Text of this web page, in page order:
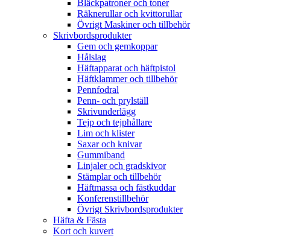
Bläckpatroner och toner
Räknerullar och kvittorullar
Övrigt Maskiner och tillbehör
Skrivbordsprodukter
Gem och gemkoppar
Hålslag
Häftapparat och häftpistol
Häftklammer och tillbehör
Pennfodral
Penn- och prylställ
Skrivunderlägg
Tejp och tejphållare
Lim och klister
Saxar och knivar
Gummiband
Linjaler och gradskivor
Stämplar och tillbehör
Häftmassa och fästkuddar
Konferenstillbehör
Övrigt Skrivbordsprodukter
Häfta & Fästa
Kort och kuvert